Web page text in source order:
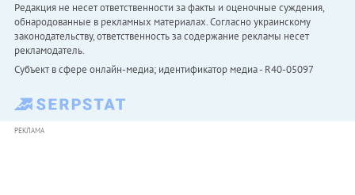
Редакция не несет ответственности за факты и оценочные суждения,
обнародованные в рекламных материалах. Согласно украинскому
законодательству, ответственность за содержание рекламы несет
рекламодатель.
Субъект в сфере онлайн-медиа; идентификатор медиа - R40-05097
РЕКЛАМА